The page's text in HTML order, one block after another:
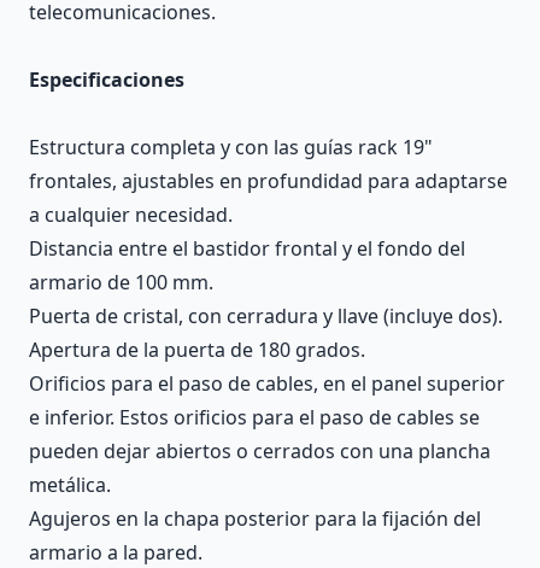
telecomunicaciones.
Especificaciones
Estructura completa y con las guías rack 19"
frontales, ajustables en profundidad para adaptarse
a cualquier necesidad.
Distancia entre el bastidor frontal y el fondo del
armario de 100 mm.
Puerta de cristal, con cerradura y llave (incluye dos).
Apertura de la puerta de 180 grados.
Orificios para el paso de cables, en el panel superior
e inferior. Estos orificios para el paso de cables se
pueden dejar abiertos o cerrados con una plancha
metálica.
Agujeros en la chapa posterior para la fijación del
armario a la pared.